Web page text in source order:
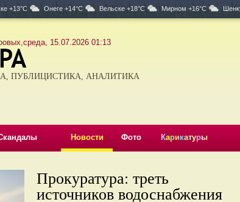
+13°C Онеге +14°C Вельске +18°C Мирном +16°C
15.07.2026 01:13
ПУБЛИЦИСТИКА, АНАЛИТИКА
Новости Фото Карикатуры
Прокуратура: треть
источников водоснабжения